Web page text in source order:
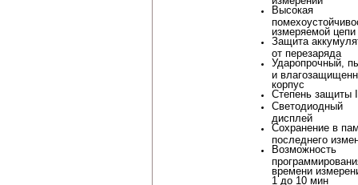
Высокая
измеряемой цепи
Защита
от перезаряда
Ударопрочный,
и
корпус
Степень защиты
Светодиодный
дисплей
Сохранение в
последнего
Возможность
времени
1 до 10 мин